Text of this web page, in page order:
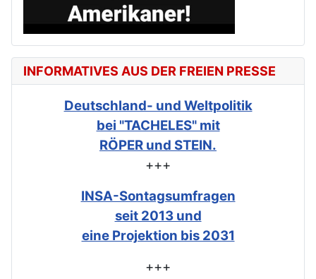
INFORMATIVES AUS DER FREIEN PRESSE
Deutschland- und Weltpolitik
bei "TACHELES" mit
RÖPER und STEIN.
+++
INSA-Sontagsumfragen
seit 2013 und
eine Projektion bis 2031
+++